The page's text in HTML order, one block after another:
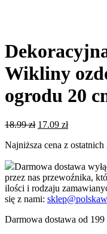
Wikliny
ogrodu 20
18.99zł Pierwotna
wynosiła:
17.09 złAktualna
wynosi:
Najniższa cena z
Darmowa dostawa
przez nas przewoźnika,
ilości i rodzaju
się z nami:
Darmowa dostawa od 199